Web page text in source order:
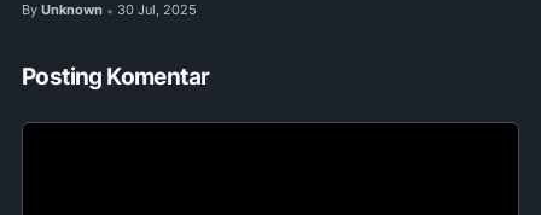
By Unknown • 30 Jul, 2025
Posting Komentar